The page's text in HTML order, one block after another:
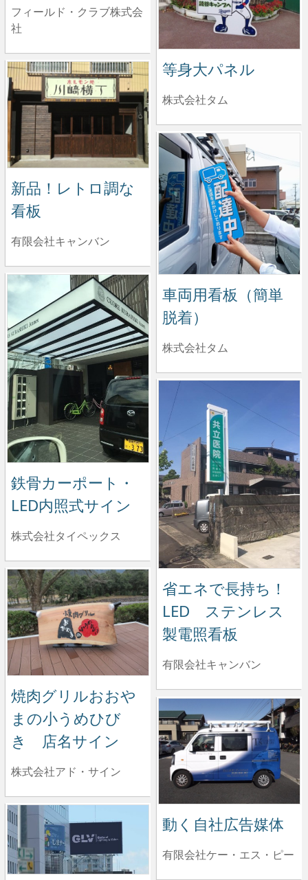
フィールド・クラブ株式会
社
等身大パネル
株式会社タム
新品！レトロ調な
看板
有限会社キャンバン
車両用看板（簡単
脱着）
株式会社タム
鉄骨カーポート・
LED内照式サイン
株式会社タイペックス
省エネで長持ち！
LED ステンレス
製電照看板
有限会社キャンバン
焼肉グリルおおや
まの小うめひび
き 店名サイン
株式会社アド・サイン
動く自社広告媒体
有限会社ケー・エス・ピー